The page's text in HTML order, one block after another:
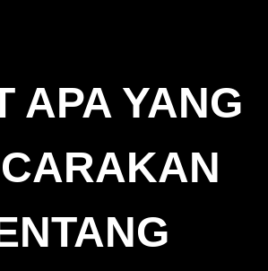
APA YANG